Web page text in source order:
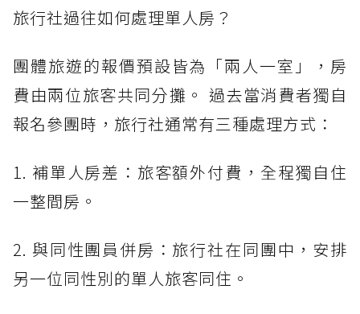
旅行社過往如何處理單人房？
團體旅遊的報價預設皆為「兩人一室」，房
費由兩位旅客共同分攤。 過去當消費者獨自
報名參團時，旅行社通常有三種處理方式：
1. 補單人房差：旅客額外付費，全程獨自住
一整間房。
2. 與同性團員併房：旅行社在同團中，安排
另一位同性別的單人旅客同住。